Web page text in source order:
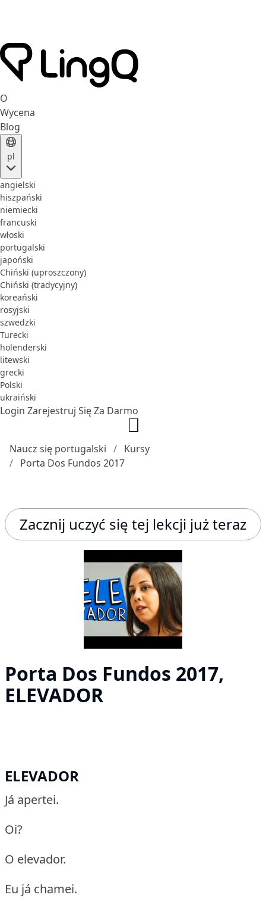
O
Wycena
Blog
pl
angielski
hiszpański
niemiecki
francuski
włoski
portugalski
japoński
Chiński (uproszczony)
Chiński (tradycyjny)
koreański
rosyjski
szwedzki
Turecki
holenderski
litewski
grecki
Polski
ukraiński
Login Zarejestruj Się Za Darmo
Naucz się portugalski
Kursy
Porta Dos Fundos 2017
Zacznij uczyć się tej lekcji już teraz
Porta Dos Fundos 2017,
ELEVADOR
ELEVADOR
Já apertei.
Oi?
O elevador.
Eu já chamei.